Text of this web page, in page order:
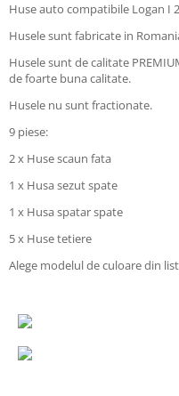
Huse auto compatibile Logan I
Husele sunt fabricate in
Husele sunt de calitate
de foarte buna calitate.
Husele nu sunt fractionate.
9 piese:
2 x Huse scaun fata
1 x Husa sezut spate
1 x Husa spatar spate
5 x Huse tetiere
Alege modelul de culoare din